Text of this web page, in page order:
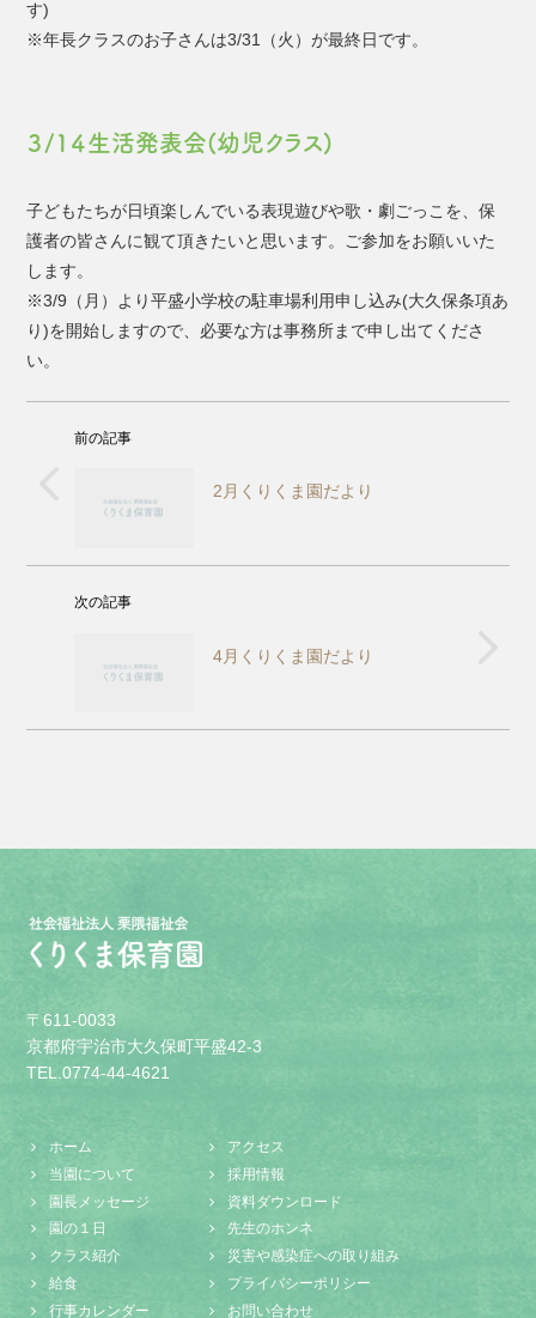
す)
※年長クラスのお子さんは3/31（火）が最終日です。
３/1４生活発表会(幼児クラス)
子どもたちが日頃楽しんでいる表現遊びや歌・劇ごっこを、保
護者の皆さんに観て頂きたいと思います。ご参加をお願いいた
します。
※3/9（月）より平盛小学校の駐車場利用申し込み(大久保条項あ
り)を開始しますので、必要な方は事務所まで申し出てくださ
い。
前の記事
2月くりくま園だより
次の記事
4月くりくま園だより
〒611-0033
京都府宇治市大久保町平盛42-3
TEL.0774-44-4621
ホーム
当園について
園長メッセージ
園の１日
クラス紹介
給食
行事カレンダー
アクセス
採用情報
資料ダウンロード
先生のホンネ
災害や感染症への取り組み
プライバシーポリシー
お問い合わせ